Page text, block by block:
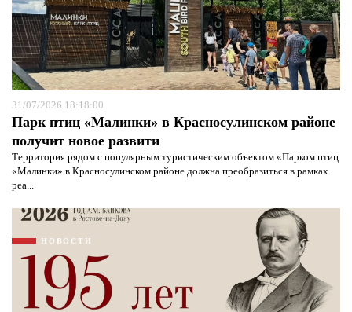
31/07/2026 18:18:00
Парк птиц «Малинки» в Красносулинском районе
получит новое развити
Территория рядом с популярным туристическим объектом «Парком птиц
«Малинки» в Красносулинском районе должна преобразиться в рамках
реа...
НОВОСТИ